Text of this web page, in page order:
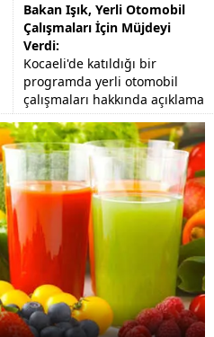
Bakan Işık, Yerli Otomobil
Çalışmaları İçin Müjdeyi
Verdi:
Kocaeli'de katıldığı bir
programda yerli otomobil
çalışmaları hakkında açıklama
yapan Bilim Sanayi ve
Teknoloji Bakanı Fikri Işık,
"Özellikle menzili...